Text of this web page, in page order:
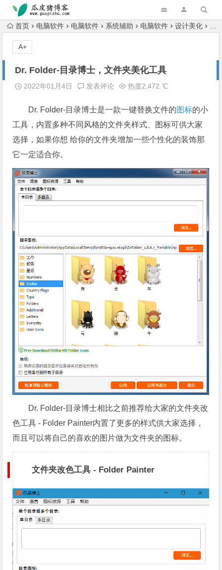
跳转到主内容
首页 电脑软件 电脑软件 系统辅助 电脑软件 设计美化
Dr. Folder-目录博士，文件夹美化工具
2022年01月4日 发表评论 热度2,472 ℃
Dr. Folder-目录博士是一款一键替换文件的图标的小
工具，内置多种不同风格的文件夹样式、图标可供大家
选择，如果你想 给你的文件夹增加一些个性化的装饰那
它一定适合你。
Dr. Folder-目录博士相比之前推荐给大家的文件夹改
色工具 - Folder Painter内置了更多的样式供大家选择，
而且可以将自己的喜欢的图片做为文件夹的图标。
文件夹改色工具 - Folder Painter
A+